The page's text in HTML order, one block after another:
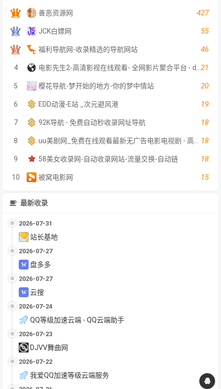
善恶资源网 427
JCK白嫖网 55
福利导航网-收录精选的导航网站 46
4 21
5 樱花导航-梦开始的地方-你的梦中情站 20
6 EDD动漫-E站 _次元避风港 19
7 92K导航 - 免费自动秒收录网址导航 18
8 18
9 58美女收录网-自动收录网站-流量交换-自动链 18
10 被窝电影网 15
最新收录
2026-07-31
站长基地
2026-07-27
盘多多
2026-07-27
云搜
2026-07-24
QQ等级加速云端 - QQ云端助手
2026-07-23
DJVV舞曲网
2026-07-22
我爱QQ加速等级云端服务